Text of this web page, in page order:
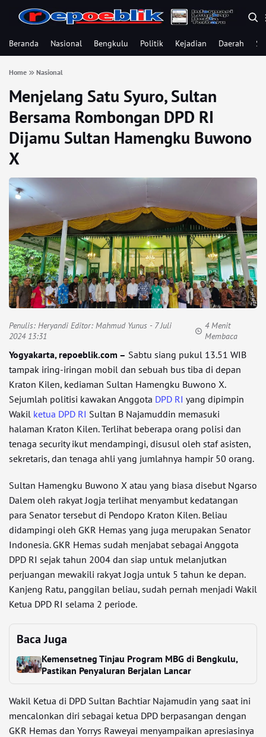
Beranda Nasional Bengkulu Politik Kejadian Daerah
Home Nasional
Menjelang Satu Syuro, Sultan
Bersama Rombongan DPD RI
Dijamu Sultan Hamengku Buwono
X
Penulis: Heryandi Editor: Mahmud Yunus - 7 Juli
2024 13:31
4 Menit
Membaca
Yogyakarta, repoeblik.com – Sabtu siang pukul 13.51 WIB
tampak iring-iringan mobil dan sebuah bus tiba di depan
Kraton Kilen, kediaman Sultan Hamengku Buwono X.
Sejumlah politisi kawakan Anggota DPD RI yang dipimpin
Wakil ketua DPD RI Sultan B Najamuddin memasuki
halaman Kraton Kilen. Terlihat beberapa orang polisi dan
tenaga security ikut mendampingi, disusul oleh staf asisten,
sekretaris, dan tenaga ahli yang jumlahnya hampir 50 orang.
Sultan Hamengku Buwono X atau yang biasa disebut Ngarso
Dalem oleh rakyat Jogja terlihat menyambut kedatangan
para Senator tersebut di Pendopo Kraton Kilen. Beliau
didampingi oleh GKR Hemas yang juga merupakan Senator
Indonesia. GKR Hemas sudah menjabat sebagai Anggota
DPD RI sejak tahun 2004 dan siap untuk melanjutkan
perjuangan mewakili rakyat Jogja untuk 5 tahun ke depan.
Kanjeng Ratu, panggilan beliau, sudah pernah menjadi Wakil
Ketua DPD RI selama 2 periode.
Baca Juga
Kemensetneg Tinjau Program MBG di Bengkulu,
Pastikan Penyaluran Berjalan Lancar
Wakil Ketua di DPD Sultan Bachtiar Najamudin yang saat ini
mencalonkan diri sebagai ketua DPD berpasangan dengan
GKR Hemas dan Yorrys Raweyai menyampaikan apresiasinya